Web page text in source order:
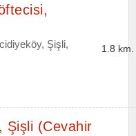
Şişli,
1.8 km.
Şişli (Cevahir